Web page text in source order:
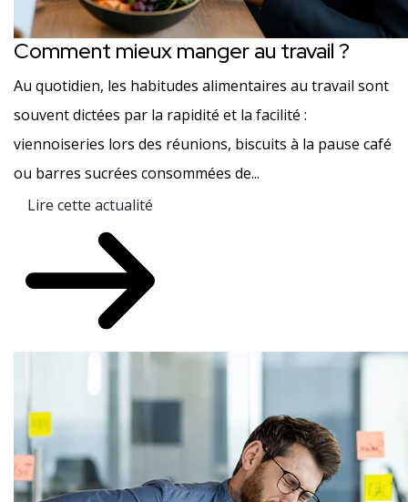
Comment mieux manger au travail ?
Au quotidien, les habitudes alimentaires au travail sont
souvent dictées par la rapidité et la facilité :
viennoiseries lors des réunions, biscuits à la pause café
ou barres sucrées consommées de...
Lire cette actualité